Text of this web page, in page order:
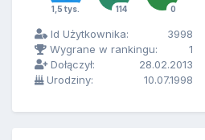
1,5 tys. 114 0
Id Użytkownika:
3998
Wygrane w rankingu:
1
Dołączył:
28.02.2013
Urodziny:
10.07.1998